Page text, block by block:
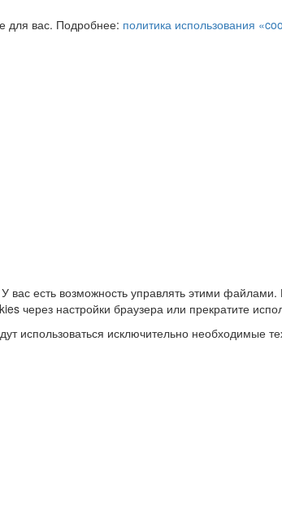
для вас. Подробнее: политика использования
есть возможность управлять этими
через настройки браузера или прекратите
использоваться исключительно необходимые